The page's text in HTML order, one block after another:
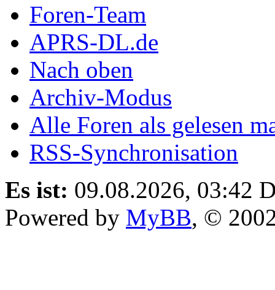
Foren-Team
APRS-DL.de
Nach oben
Archiv-Modus
Alle Foren als gelesen
RSS-Synchronisation
Es ist: 09.08.2026, 03:42
Powered by MyBB, ©